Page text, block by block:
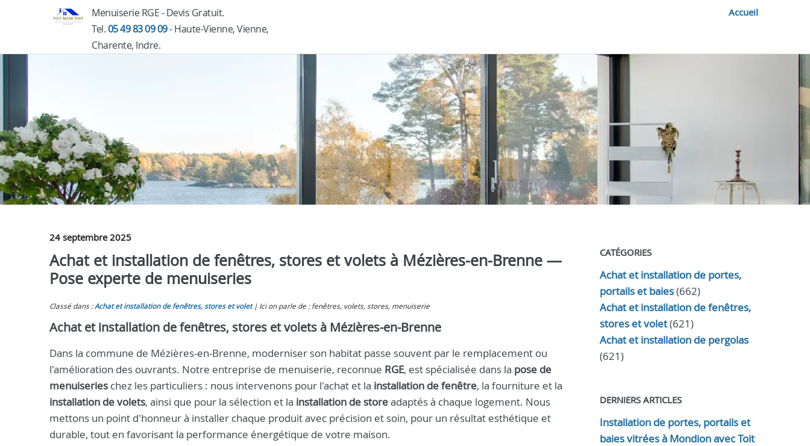
Menuiserie RGE - Devis Gratuit.
Tel.05 49 83 09 09- Haute-Vienne, Vienne,
Charente, Indre.
Accueil
24 septembre 2025
Achat et installation de fenêtres, stores et volets à Mézières-en-Brenne —
Pose experte de menuiseries
Classé dans :Achat et installation de fenêtres, stores et volet Ici on parle de : fenêtres, volets, stores, menuiserie
Achat et installation de fenêtres, stores et volets à Mézières-en-Brenne
Dans la commune de Mézières-en-Brenne, moderniser son habitat passe souvent par le remplacement ou
l'amélioration des ouvrants. Notre entreprise de menuiserie, reconnue RGE, est spécialisée dans la pose de
menuiseries chez les particuliers : nous intervenons pour l'achat et la installation de fenêtre, la fourniture et la
installation de volets, ainsi que pour la sélection et la installation de storeadaptés à chaque logement. Nous
mettons un point d'honneur à installer chaque produit avec précision et soin, pour un résultat esthétique et
durable, tout en favorisant la performance énergétique de votre maison.
CATÉGORIES
Achat et installation de portes,
portails et baies(662)
Achat et installation de fenêtres,
stores et volet(621)
Achat et installation de pergolas
(621)
DERNIERS ARTICLES
Installation de portes, portails et
baies vitrées à Mondion avec Toit